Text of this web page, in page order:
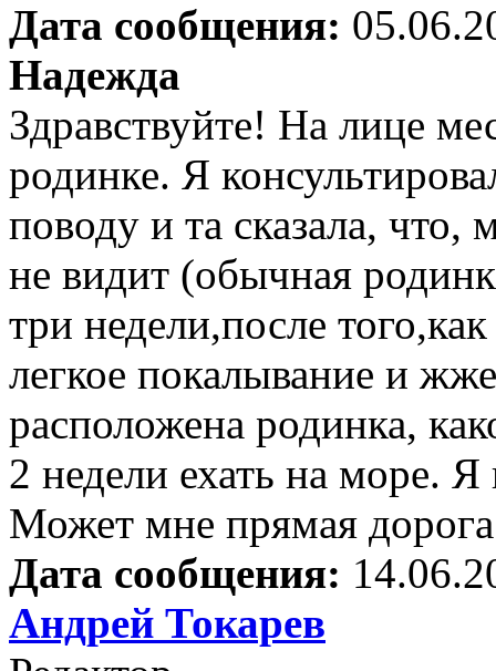
Дата сообщения:
Надежда
Здравствуйте! На лице
родинке. Я
поводу и та сказала, что,
не видит (обычная
три недели,после
легкое покалывание и
расположена родинка,
2 недели ехать на море.
Может мне прямая
Дата сообщения:
Андрей Токарев